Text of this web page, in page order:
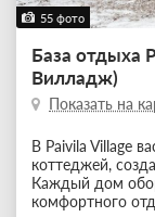
55 фото
База отдыха
Вилладж)
Показать на
В Paivila Village
коттеджей,
Каждый дом
комфортного